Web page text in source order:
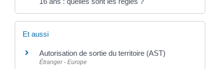
Et aussi
Autorisation de sortie du territoire (AST)
Étranger - Europe